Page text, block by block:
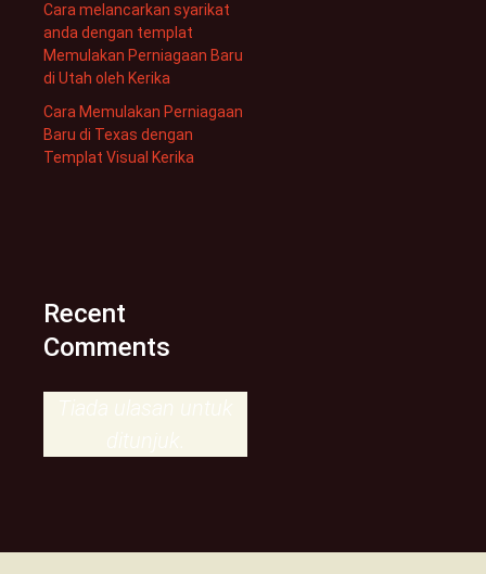
Cara melancarkan syarikat
anda dengan templat
Memulakan Perniagaan Baru
di Utah oleh Kerika
Cara Memulakan Perniagaan
Baru di Texas dengan
Templat Visual Kerika
Recent
Comments
Tiada ulasan untuk
ditunjuk.